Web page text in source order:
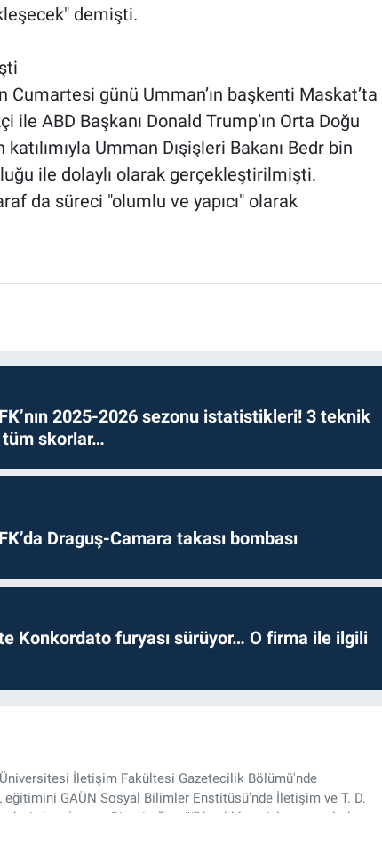
demişti.
günü Umman’ın başkenti Maskat’ta
ile ABD Başkanı Donald Trump’ın Orta Doğu
Umman Dışişleri Bakanı Bedr bin
ile dolaylı olarak gerçekleştirilmişti.
da süreci "olumlu ve yapıcı" olarak
2025-2026 sezonu istatistikleri! 3 teknik
skorlar…
Draguş-Camara takası bombası
Konkordato furyası sürüyor… O firma ile ilgili
İletişim Fakültesi Gazetecilik Bölümü'nde
eğitimini GAÜN Sosyal Bilimler Enstitüsü'nde İletişim ve T. D.
Anlam İnşası: Bitcoin Örneği” başlıklı teziyle tamamladı.
kariyerini halen Referansgazetesi.com.tr'de Güncel,